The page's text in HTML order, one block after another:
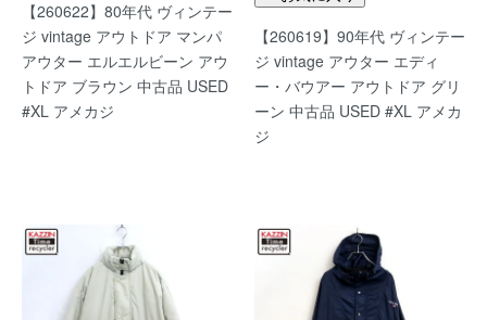
【260622】80年代 ヴィンテー
ジ vintage アウトドア マンパ
アウター エルエルビーン アウ
トドア ブラウン 中古品 USED
#XL アメカジ
【260619】90年代 ヴィンテー
ジ vintage アウター エディ
ー・バウアー アウトドア グリ
ーン 中古品 USED #XL アメカ
ジ